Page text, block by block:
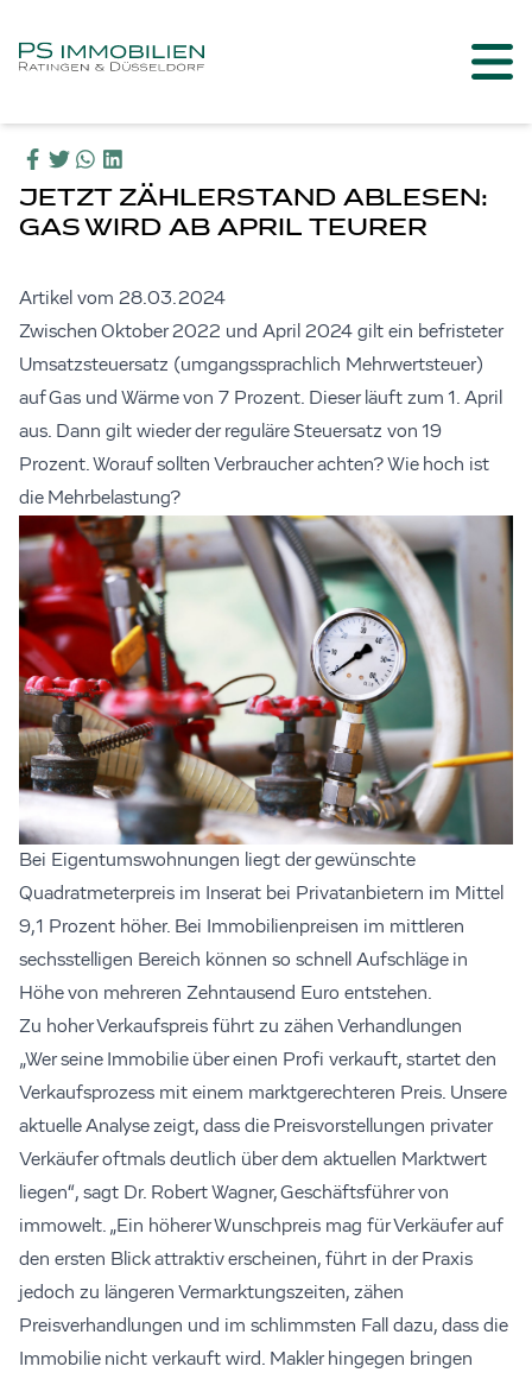
JETZT ZÄHLERSTAND ABLESEN:
GAS WIRD AB APRIL TEURER
Artikel vom 28.03.2024
Zwischen Oktober 2022 und April 2024 gilt ein befristeter
Umsatzsteuersatz (umgangssprachlich Mehrwertsteuer)
auf Gas und Wärme von 7 Prozent. Dieser läuft zum 1. April
aus. Dann gilt wieder der reguläre Steuersatz von 19
Prozent. Worauf sollten Verbraucher achten? Wie hoch ist
die Mehrbelastung?
Bei Eigentumswohnungen liegt der gewünschte
Quadratmeterpreis im Inserat bei Privatanbietern im Mittel
9,1 Prozent höher. Bei Immobilienpreisen im mittleren
sechsstelligen Bereich können so schnell Aufschläge in
Höhe von mehreren Zehntausend Euro entstehen.
Zu hoher Verkaufspreis führt zu zähen Verhandlungen
„Wer seine Immobilie über einen Profi verkauft, startet den
Verkaufsprozess mit einem marktgerechteren Preis. Unsere
aktuelle Analyse zeigt, dass die Preisvorstellungen privater
Verkäufer oftmals deutlich über dem aktuellen Marktwert
liegen“, sagt Dr. Robert Wagner, Geschäftsführer von
immowelt. „Ein höherer Wunschpreis mag für Verkäufer auf
den ersten Blick attraktiv erscheinen, führt in der Praxis
jedoch zu längeren Vermarktungszeiten, zähen
Preisverhandlungen und im schlimmsten Fall dazu, dass die
Immobilie nicht verkauft wird. Makler hingegen bringen